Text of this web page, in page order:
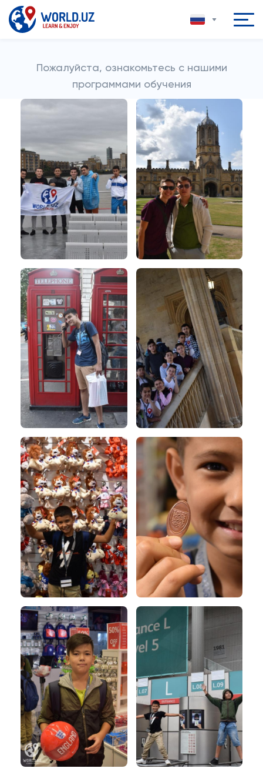
Пожалуйста, ознакомьтесь с нашими
программами обучения